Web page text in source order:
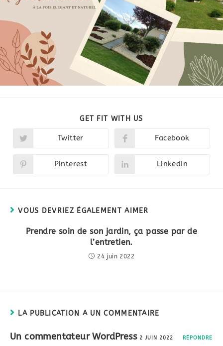
GET FIT WITH US
Ouvrir
autre
fenêtre
Twitter
Ouvrir
autre
fenêtre
Facebook
Ouvrir
Pinterest
Ouvrir
LinkedIn
VOUS DEVRIEZ ÉGALEMENT AIMER
Prendre soin de son jardin, ça passe par de
l’entretien.
24 juin 2022
LA PUBLICATION A UN COMMENTAIRE
Un commentateur WordPress 2 JUIN 2022 RÉPONDRE